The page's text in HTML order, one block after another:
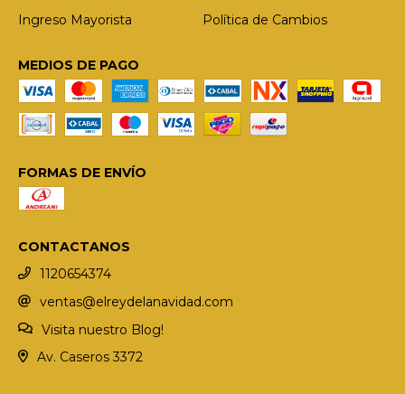
Ingreso Mayorista Política de Cambios
MEDIOS DE PAGO
FORMAS DE ENVÍO
CONTACTANOS
1120654374
ventas@elreydelanavidad.com
Visita nuestro Blog!
Av. Caseros 3372